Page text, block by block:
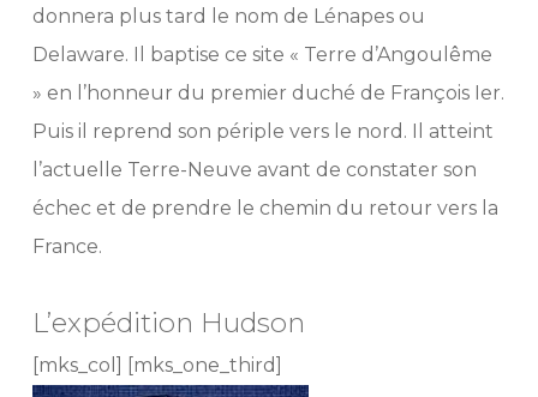
donnera plus tard le nom de Lénapes ou
Delaware. Il baptise ce site « Terre d’Angoulême
» en l’honneur du premier duché de François Ier.
Puis il reprend son périple vers le nord. Il atteint
l’actuelle Terre-Neuve avant de constater son
échec et de prendre le chemin du retour vers la
France.
L’expédition Hudson
[mks_col] [mks_one_third]